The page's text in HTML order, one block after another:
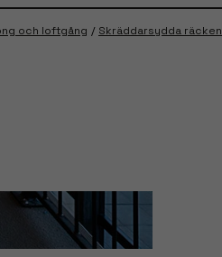
och loftgång Skräddarsydda räcken